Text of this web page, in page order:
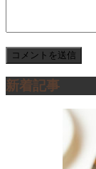
新着記事